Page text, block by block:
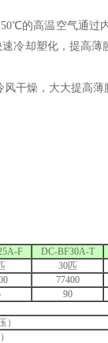
的高温空气通过
冷却塑化，提高薄
干燥，大大提高薄
F DC-BF30A-T
30匹
77400
90
）